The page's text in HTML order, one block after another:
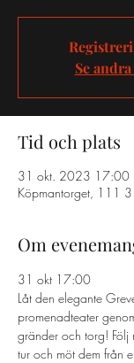
Se
Tid och plats
31 okt. 2023 17:00
Köpmantorget, 111
Om
31 okt 17:00
Låt den elegante
promenadteater
gränder och torg!
tur och möt dem från